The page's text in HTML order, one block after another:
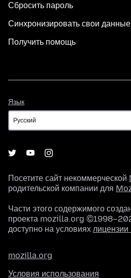
Сбросить пароль
Синхронизировать свои данные
Получить помощь
Язык
Посетите сайт некоммерческой
родительской компании для
Части этого содержимого
проекта mozilla.org
доступно на условиях
mozilla.org
Условия использования